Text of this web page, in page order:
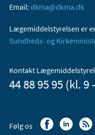
Email: dkma@dkma.dk
Lægemiddelstyrelsen er
Sundheds- og
Kontakt
44 88 95 95 (kl. 9
Følg os